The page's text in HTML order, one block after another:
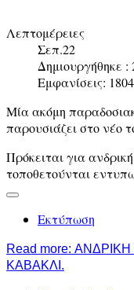
Λεπτομέρειες
Σεπ.22
Δημιουργήθηκε :
Εμφανίσεις: 1804
Μία ακόμη
παρουσιάζει στο νέο
Πρόκειται για
τοποθετούνται
Εκτύπωση
Read more:
ΚΑΒΑΚΛΙ.